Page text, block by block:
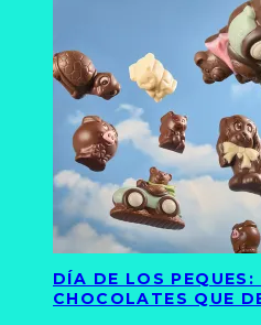
DÍA DE LOS PEQUES:
CHOCOLATES QUE